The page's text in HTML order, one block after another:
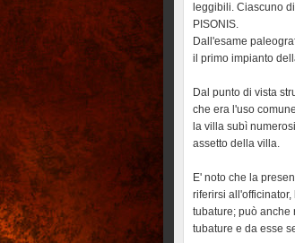
leggibili. Ciascuno
PISONIS.
Dall'esame
il primo impianto
Dal punto di vista
che era l'uso
la villa subì
assetto della villa.
E' noto che la
riferirsi
tubature; può anche
tubature e da esse